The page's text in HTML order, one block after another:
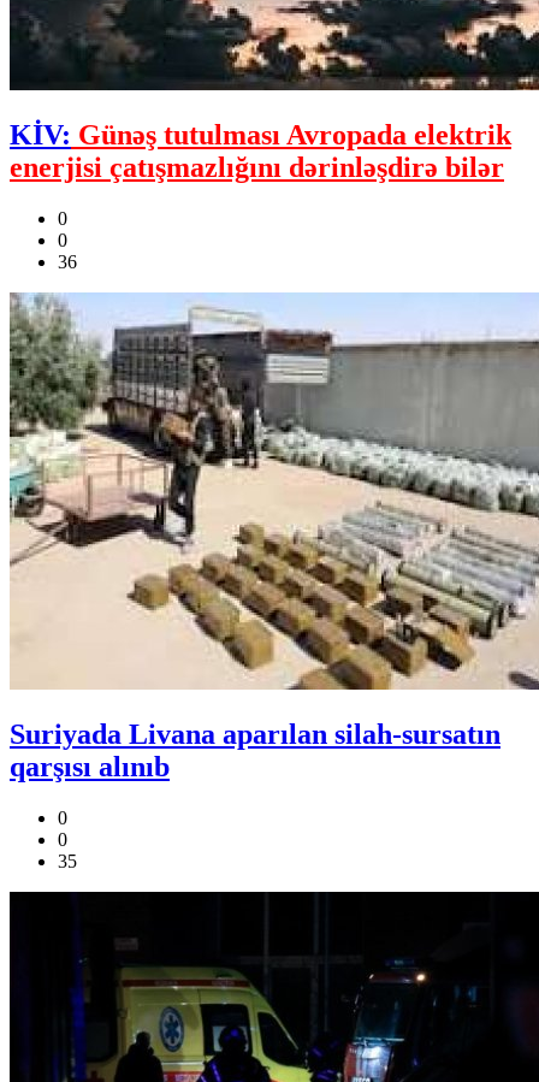
KİV: Günəş tutulması Avropada elektrik
enerjisi çatışmazlığını dərinləşdirə bilər
0
0
36
Suriyada Livana aparılan silah-sursatın
qarşısı alınıb
0
0
35